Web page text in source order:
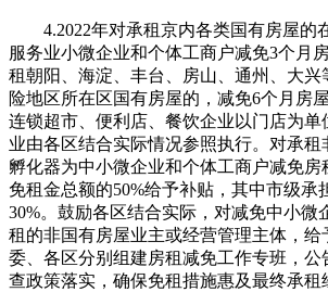
4.2022年对承租京内各类国有房屋的
服务业小微企业和个体工商户减免3个月
租朝阳、海淀、丰台、房山、通州、大兴
险地区所在区国有房屋的，减免6个月房
连锁超市、便利店、餐饮企业以门店为单
业由各区结合实际情况参照执行。对承租
孵化器为中小微企业和个体工商户减免
免租金总额的50%给予补贴，其中市级承
30%。鼓励各区结合实际，对减免中小微
租的非国有房屋业主或经营管理主体，给
委、各区分别组建房租减免工作专班，公
查政策落实，确保免租措施惠及最终承租